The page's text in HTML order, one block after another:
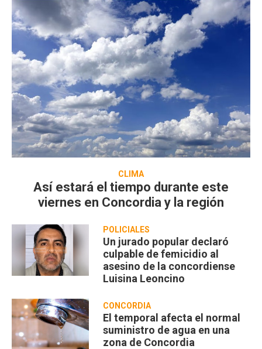
CLIMA
Así estará el tiempo durante este
viernes en Concordia y la región
POLICIALES
Un jurado popular declaró
culpable de femicidio al
asesino de la concordiense
Luisina Leoncino
CONCORDIA
El temporal afecta el normal
suministro de agua en una
zona de Concordia